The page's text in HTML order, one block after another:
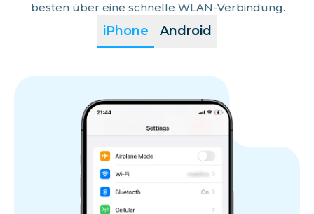
iPhone Android
besten über eine schnelle WLAN-Verbindung.